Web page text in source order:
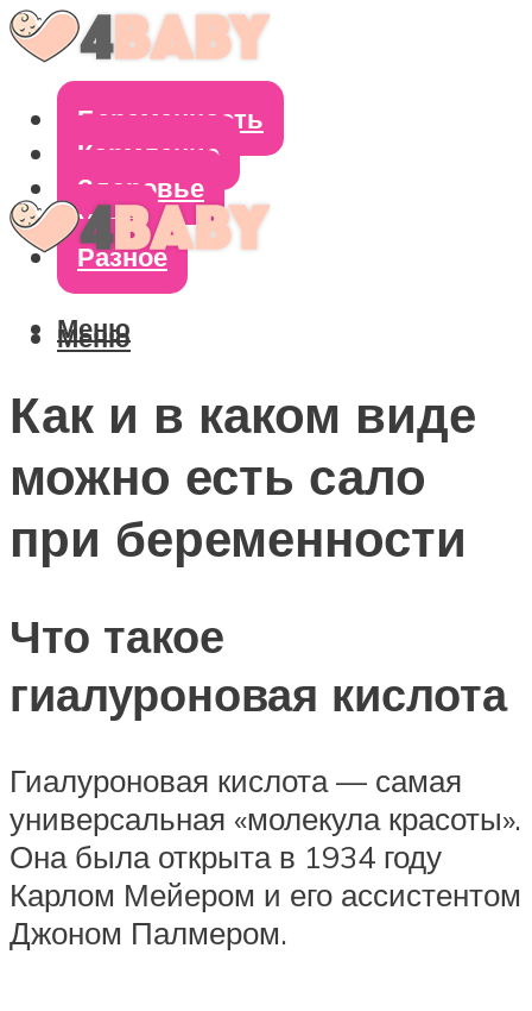
Беременность
Кормление
Здоровье
Уход
Разное
Меню
Меню
Как и в каком виде
можно есть сало
при беременности
Что такое
гиалуроновая кислота
Гиалуроновая кислота — самая
универсальная «молекула красоты».
Она была открыта в 1934 году
Карлом Мейером и его ассистентом
Джоном Палмером.